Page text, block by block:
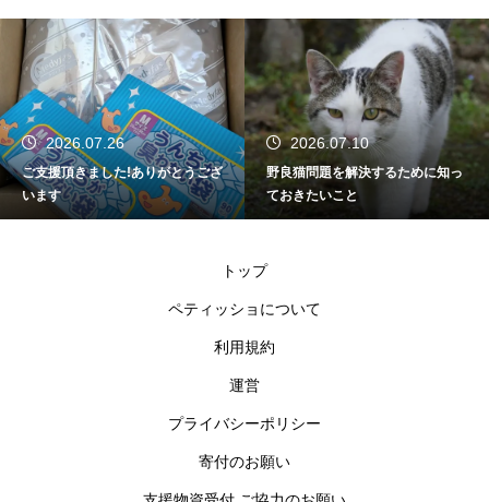
2026.07.26
ご支援頂きました!ありがとうござ
います
2026.07.10
野良猫問題を解決するために知っ
ておきたいこと
トップ
ペティッショについて
利用規約
運営
プライバシーポリシー
寄付のお願い